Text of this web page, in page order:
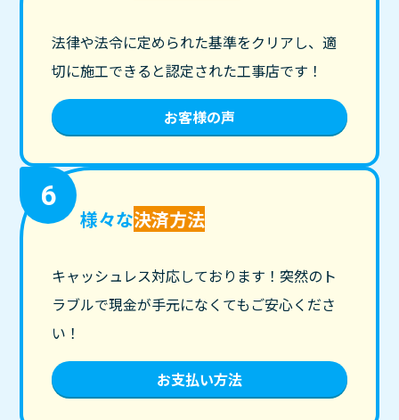
法律や法令に定められた基準をクリアし、適
切に施工できると認定された工事店です！
お客様の声
6
様々な決済方法
キャッシュレス対応しております！突然のト
ラブルで現金が手元になくてもご安心くださ
い！
お支払い方法